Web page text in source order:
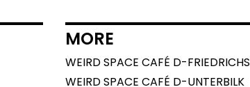
MORE
WEIRD SPACE CAFÉ D-
WEIRD SPACE CAFÉ D-UNTERBILK